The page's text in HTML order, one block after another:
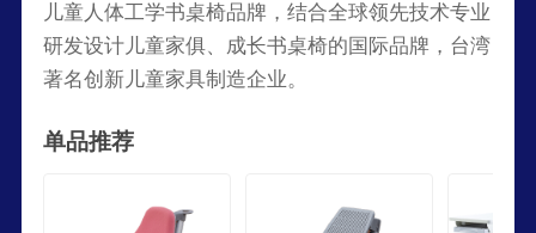
儿童人体工学书桌椅品牌，结合全球领先技术专业
研发设计儿童家俱、成长书桌椅的国际品牌，台湾
著名创新儿童家具制造企业。
单品推荐